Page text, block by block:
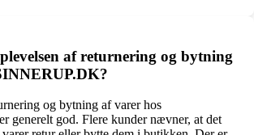
af returnering og bytning
og bytning af varer hos
generelt god. Flere kunder nævner, at det